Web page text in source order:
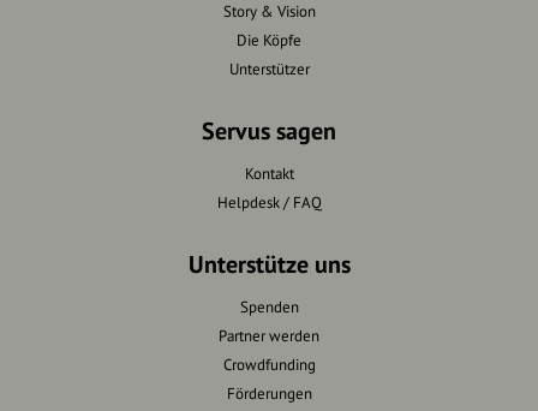
Story & Vision
Die Köpfe
Unterstützer
Servus sagen
Kontakt
Helpdesk / FAQ
Unterstütze uns
Spenden
Partner werden
Crowdfunding
Förderungen